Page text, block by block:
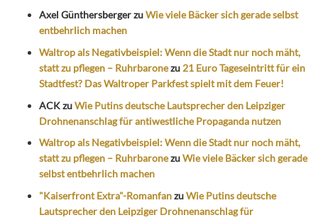
Axel GünthersbergerzuWie viele Bäcker sich gerade selbst
entbehrlich machen
Waltrop als Negativbeispiel: Wenn die Stadt nur noch mäht,
statt zu pflegen – Ruhrbaronezu 21 Euro Tageseintritt für ein
Stadtfest? Das Waltroper Parkfest spielt mit dem Feuer!
ACKzuWie Putins deutsche Lautsprecher den Leipziger
Drohnenanschlag für antiwestliche Propaganda nutzen
Waltrop als Negativbeispiel: Wenn die Stadt nur noch mäht,
statt zu pflegen – RuhrbaronezuWie viele Bäcker sich gerade
selbst entbehrlich machen
"Kaiserfront Extra"-RomanfanzuWie Putins deutsche
Lautsprecher den Leipziger Drohnenanschlag für